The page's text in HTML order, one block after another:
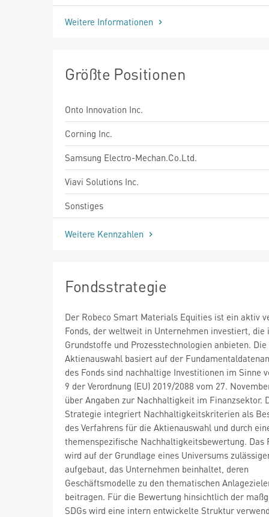
Weitere Informationen
Größte Positionen
Onto Innovation Inc.
Corning Inc.
Samsung Electro-Mechan.Co.Ltd.
Viavi Solutions Inc.
Sonstiges
Weitere Kennzahlen
Fondsstrategie
Der Robeco Smart Materials Equities ist ein aktiv
Fonds, der weltweit in Unternehmen investiert, die
Grundstoffe und Prozesstechnologien anbieten. Die
Aktienauswahl basiert auf der
des Fonds sind nachhaltige Investitionen im Sinne
9 der Verordnung (EU) 2019/2088 vom 27.
über Angaben zur Nachhaltigkeit im Finanzsektor.
Strategie integriert Nachhaltigkeitskriterien als
des Verfahrens für die Aktienauswahl und durch
themenspezifische Nachhaltigkeitsbewertung. Das
wird auf der Grundlage eines Universums
aufgebaut, das Unternehmen beinhaltet, deren
Geschäftsmodelle zu den thematischen
beitragen. Für die Bewertung hinsichtlich der
SDGs wird eine intern entwickelte Struktur